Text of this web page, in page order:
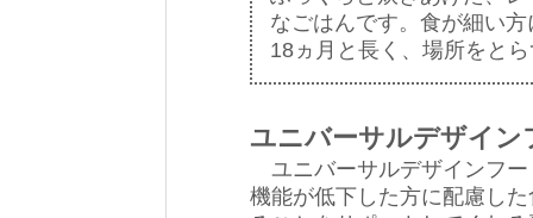
なごはんです。食が細い
18ヵ月と長く、場所をと
ユニバーサルデザイン
ユニバーサルデザインフー
機能が低下した方に配慮し